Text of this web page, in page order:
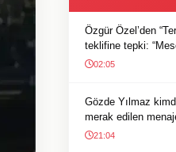
Özgür Özel’den
teklifine tepki:
02:05
Gözde Yılmaz
merak edilen
21:04